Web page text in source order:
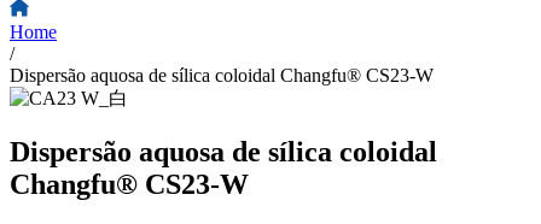
Home
/
Dispersão aquosa de sílica coloidal Changfu® CS23-W
Dispersão aquosa de sílica coloidal
Changfu® CS23-W